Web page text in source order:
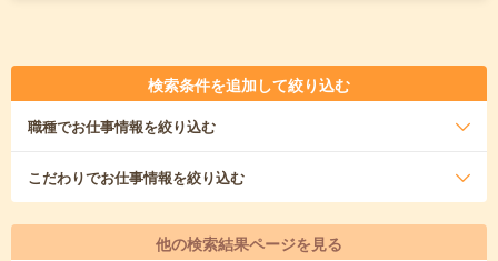
検索条件を追加して絞り込む
職種でお仕事情報を絞り込む
こだわりでお仕事情報を絞り込む
他の検索結果ページを見る